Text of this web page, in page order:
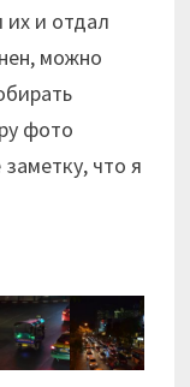
и отдал
можно
фото
что я